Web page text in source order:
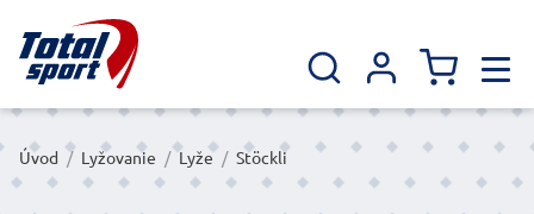
Úvod / Lyžovanie / Lyže / Stöckli